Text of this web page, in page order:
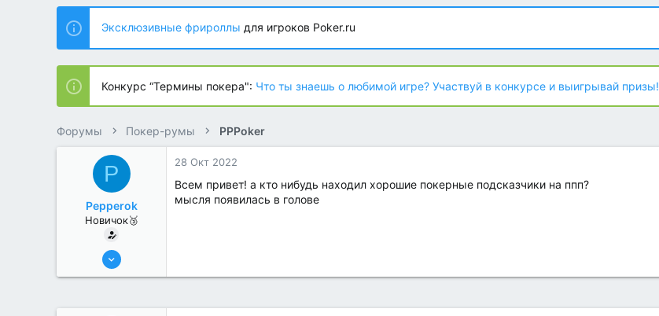
т
о
р
т
е
м
ы
т
н
а
ч
л
а
Эксклюзивные фрироллы для игроков Poker.ru
Конкурс “Термины покера": Что ты знаешь о любимой игре? Участвуй в конкурсе и выигрывай призы!
Форумы Покер-румы PPPoker
P
Pepperok
Новичок🥉
27 Окт 2022
28 Окт 2022
Всем привет! а кто нибудь находил хорошие покерные подсказчики на ппп?
мысля появилась в голове